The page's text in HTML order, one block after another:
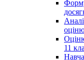
11